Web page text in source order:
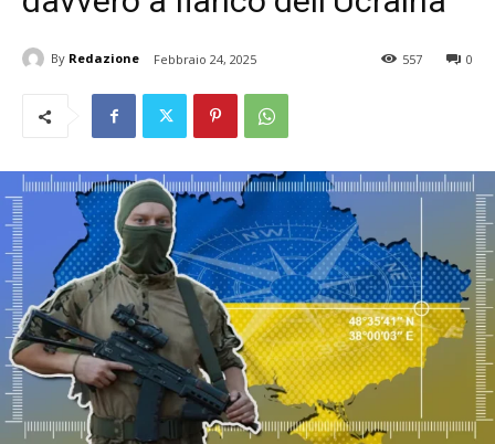
By Redazione Febbraio 24, 2025 0
557